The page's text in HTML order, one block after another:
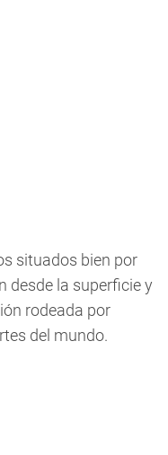
situados bien por
desde la superficie y
rodeada por
del mundo.